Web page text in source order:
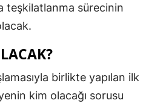
teşkilatlanma sürecinin
birlikte yapılan ilk
kim olacağı sorusu